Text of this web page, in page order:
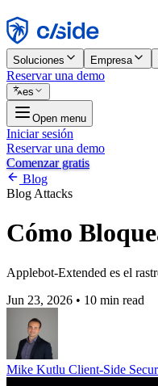
Rechazar
Soluciones Empresa
Reservar una demo
es
Open menu
Iniciar sesión
Reservar una demo
Comenzar gratis
Blog
Blog Attacks
Cómo
Applebot-Extended es el
Jun 23, 2026 • 10 min read
Mike Kutlu Client-Side